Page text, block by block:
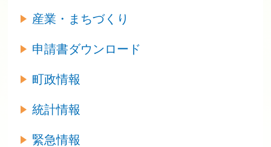
産業・まちづくり
申請書ダウンロード
町政情報
統計情報
緊急情報